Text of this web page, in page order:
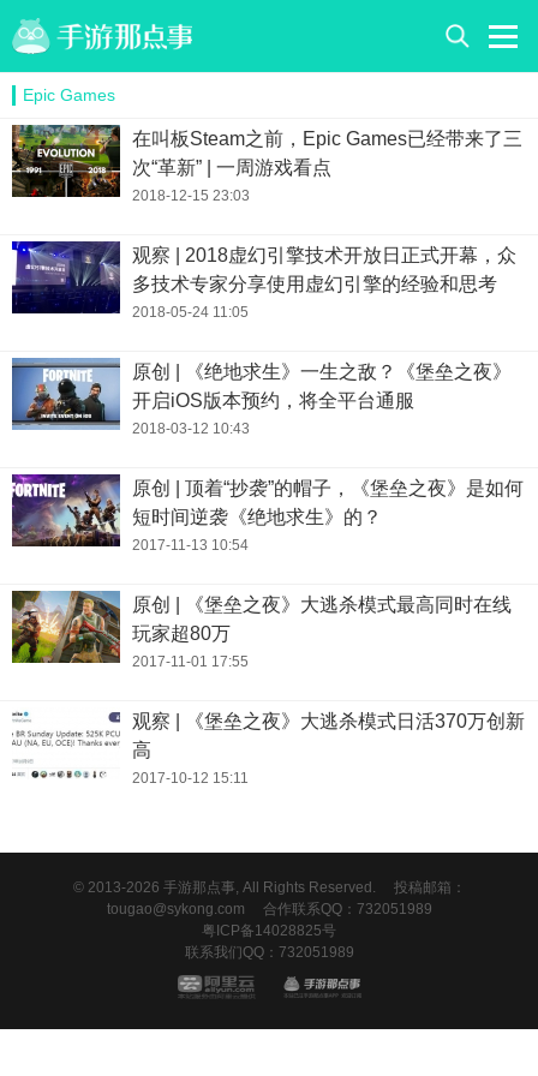
Epic Games
在叫板Steam之前，Epic Games已经带来了三
次“革新” | 一周游戏看点
2018-12-15 23:03
观察 | 2018虚幻引擎技术开放日正式开幕，众
多技术专家分享使用虚幻引擎的经验和思考
2018-05-24 11:05
原创 | 《绝地求生》一生之敌？《堡垒之夜》
开启iOS版本预约，将全平台通服
2018-03-12 10:43
原创 | 顶着“抄袭”的帽子，《堡垒之夜》是如何
短时间逆袭《绝地求生》的？
2017-11-13 10:54
原创 | 《堡垒之夜》大逃杀模式最高同时在线
玩家超80万
2017-11-01 17:55
观察 | 《堡垒之夜》大逃杀模式日活370万创新
高
2017-10-12 15:11
© 2013-2026 手游那点事, All Rights Reserved.
投稿邮箱：
tougao@sykong.com 合作联系QQ：732051989
粤ICP备14028825号
联系我们QQ：732051989